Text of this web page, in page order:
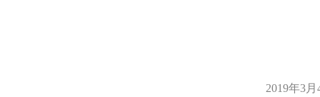
2019年3月